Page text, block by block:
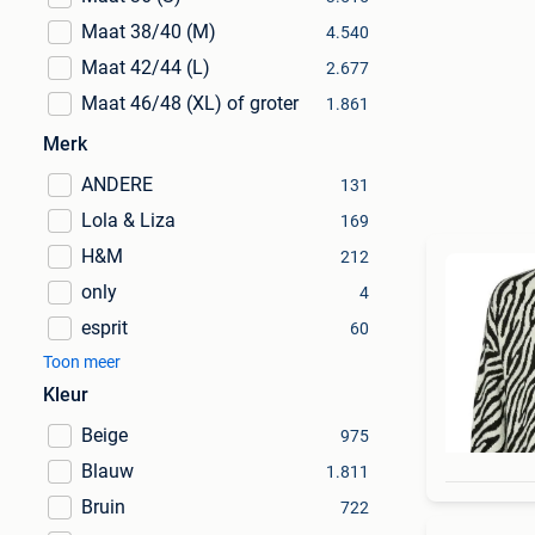
Maat 38/40 (M) 4.540
Maat 42/44 (L) 2.677
Maat 46/48 (XL) of groter 1.861
Merk
ANDERE
131
Lola & Liza 169
H&M 212
only 4
esprit
60
Toon meer
Kleur
Beige
975
Blauw 1.811
Bruin 722